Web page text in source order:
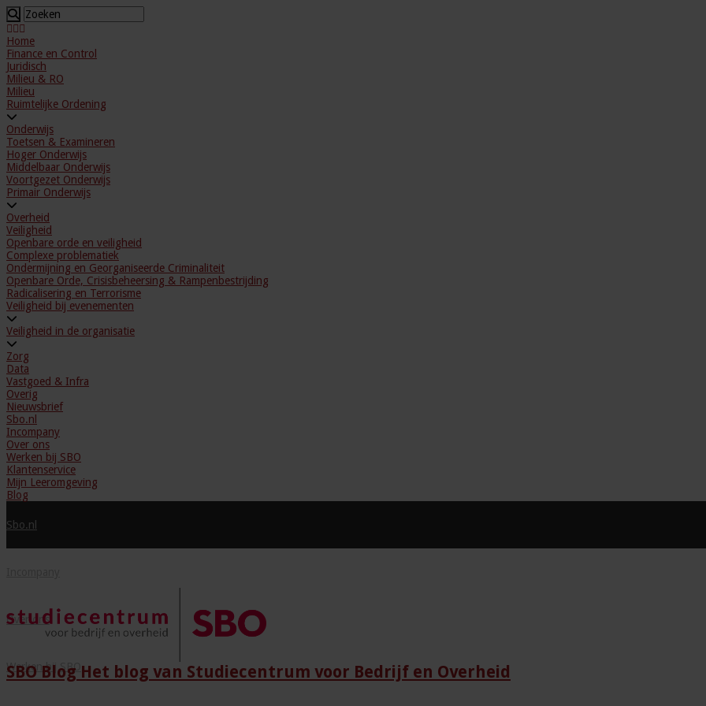
Home
Finance en Control
Juridisch
Milieu & RO
Milieu
Ruimtelijke Ordening
Onderwijs
Toetsen & Examineren
Hoger Onderwijs
Middelbaar Onderwijs
Voortgezet Onderwijs
Primair Onderwijs
Overheid
Veiligheid
Openbare orde en veiligheid
Complexe problematiek
Ondermijning en Georganiseerde Criminaliteit
Openbare Orde, Crisisbeheersing & Rampenbestrijding
Radicalisering en Terrorisme
Veiligheid bij evenementen
Veiligheid in de organisatie
Zorg
Data
Vastgoed & Infra
Overig
Nieuwsbrief
Sbo.nl
Incompany
Over ons
Werken bij SBO
Klantenservice
Mijn Leeromgeving
Blog
Sbo.nl
Over ons
Werken bij SBO
SBO Blog Het blog van Studiecentrum voor Bedrijf en Overheid